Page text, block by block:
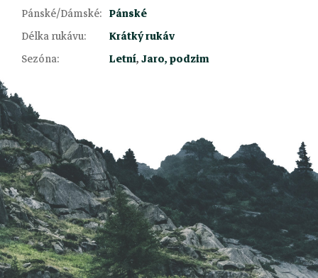
Pánské/Dámské: Pánské
Délka rukávu:
Krátký rukáv
Sezóna: Letní,Jaro, podzim
á
p
a
t
í